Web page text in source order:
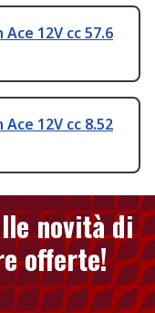
12V cc 57.6
12V cc 8.52
novità di
offerte!